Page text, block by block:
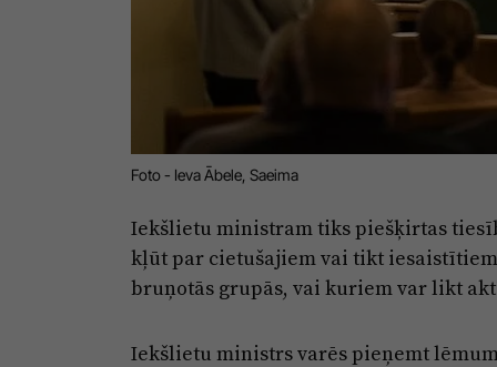
Foto - Ieva Ābele, Saeima
Iekšlietu ministram tiks piešķirtas
kļūt par cietušajiem vai tikt
bruņotās grupās, vai kuriem var likt
Iekšlietu ministrs varēs pieņemt